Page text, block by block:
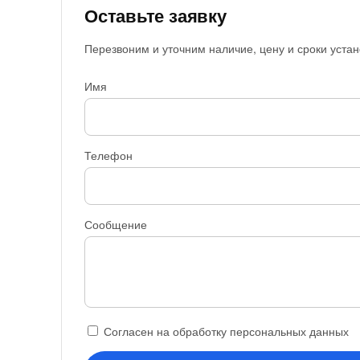
Оставьте заявку
Перезвоним и уточним наличие, цену и сроки
Имя
Телефон
Сообщение
Согласен на обработку персональных данных